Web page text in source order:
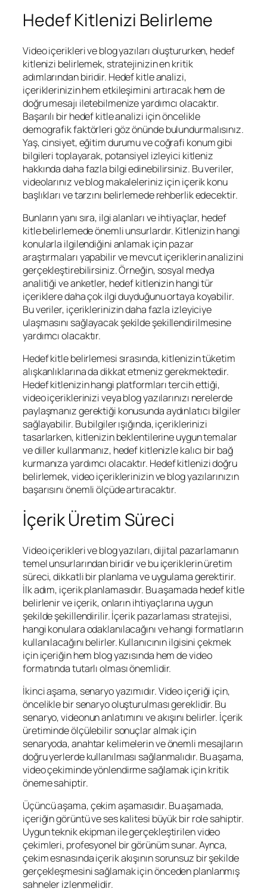
Hedef Kitlenizi Belirleme
Video içerikleri ve blog yazıları oluştururken, hedef
kitlenizi belirlemek, stratejinizin en kritik
adımlarından biridir. Hedef kitle analizi,
içeriklerinizin hem etkileşimini artıracak hem de
doğru mesajı iletebilmenize yardımcı olacaktır.
Başarılı bir hedef kitle analizi için öncelikle
demografik faktörleri göz önünde bulundurmalısınız.
Yaş, cinsiyet, eğitim durumu ve coğrafi konum gibi
bilgileri toplayarak, potansiyel izleyici kitleniz
hakkında daha fazla bilgi edinebilirsiniz. Bu veriler,
videolarınız ve blog makaleleriniz için içerik konu
başlıkları ve tarzını belirlemede rehberlik edecektir.
Bunların yanı sıra, ilgi alanları ve ihtiyaçlar, hedef
kitle belirlemede önemli unsurlardır. Kitlenizin hangi
konularla ilgilendiğini anlamak için pazar
araştırmaları yapabilir ve mevcut içeriklerin analizini
gerçekleştirebilirsiniz. Örneğin, sosyal medya
analitiği ve anketler, hedef kitlenizin hangi tür
içeriklere daha çok ilgi duyduğunu ortaya koyabilir.
Bu veriler, içeriklerinizin daha fazla izleyiciye
ulaşmasını sağlayacak şekilde şekillendirilmesine
yardımcı olacaktır.
Hedef kitle belirlemesi sırasında, kitlenizin tüketim
alışkanlıklarına da dikkat etmeniz gerekmektedir.
Hedef kitlenizin hangi platformları tercih ettiği,
video içeriklerinizi veya blog yazılarınızı nerelerde
paylaşmanız gerektiği konusunda aydınlatıcı bilgiler
sağlayabilir. Bu bilgiler ışığında, içeriklerinizi
tasarlarken, kitlenizin beklentilerine uygun temalar
ve diller kullanmanız, hedef kitlenizle kalıcı bir bağ
kurmanıza yardımcı olacaktır. Hedef kitlenizi doğru
belirlemek, video içeriklerinizin ve blog yazılarınızın
başarısını önemli ölçüde artıracaktır.
İçerik Üretim Süreci
Video içerikleri ve blog yazıları, dijital pazarlamanın
temel unsurlarından biridir ve bu içeriklerin üretim
süreci, dikkatli bir planlama ve uygulama gerektirir.
İlk adım, içerik planlamasıdır. Bu aşamada hedef kitle
belirlenir ve içerik, onların ihtiyaçlarına uygun
şekilde şekillendirilir. İçerik pazarlaması stratejisi,
hangi konulara odaklanılacağını ve hangi formatların
kullanılacağını belirler. Kullanıcının ilgisini çekmek
için içeriğin hem blog yazısında hem de video
formatında tutarlı olması önemlidir.
İkinci aşama, senaryo yazımıdır. Video içeriği için,
öncelikle bir senaryo oluşturulması gereklidir. Bu
senaryo, videonun anlatımını ve akışını belirler. İçerik
üretiminde ölçülebilir sonuçlar almak için
senaryoda, anahtar kelimelerin ve önemli mesajların
doğru yerlerde kullanılması sağlanmalıdır. Bu aşama,
video çekiminde yönlendirme sağlamak için kritik
öneme sahiptir.
Üçüncü aşama, çekim aşamasıdır. Bu aşamada,
içeriğin görüntü ve ses kalitesi büyük bir role sahiptir.
Uygun teknik ekipman ile gerçekleştirilen video
çekimleri, profesyonel bir görünüm sunar. Aynca,
çekim esnasında içerik akışının sorunsuz bir şekilde
gerçekleşmesini sağlamak için önceden planlanmış
sahneler izlenmelidir.